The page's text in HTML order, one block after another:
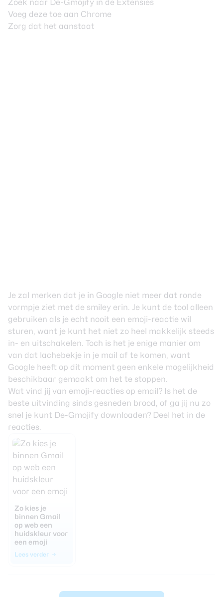
Zoek naar De-Gmojify in de Extensies
Voeg deze toe aan Chrome
Zorg dat het aanstaat
Je zal merken dat je in Google niet meer dat ronde
vormpje ziet met de smiley erin. Je kunt de tool alleen
gebruiken als je echt nooit een emoji-reactie wil
sturen, want je kunt het niet zo heel makkelijk steeds
in- en uitschakelen. Toch is het je enige manier om
van dat lachebekje in je mail af te komen, want
Google heeft op dit moment geen enkele mogelijkheid
beschikbaar gemaakt om het te stoppen.
Wat vind jij van emoji-reacties op email? Is het de
beste uitvinding sinds gesneden brood, of ga jij nu zo
snel je kunt De-Gmojify downloaden? Deel het in de
reacties.
Zo kies je
binnen Gmail
op web een
huidskleur voor
een emoji
Lees verder